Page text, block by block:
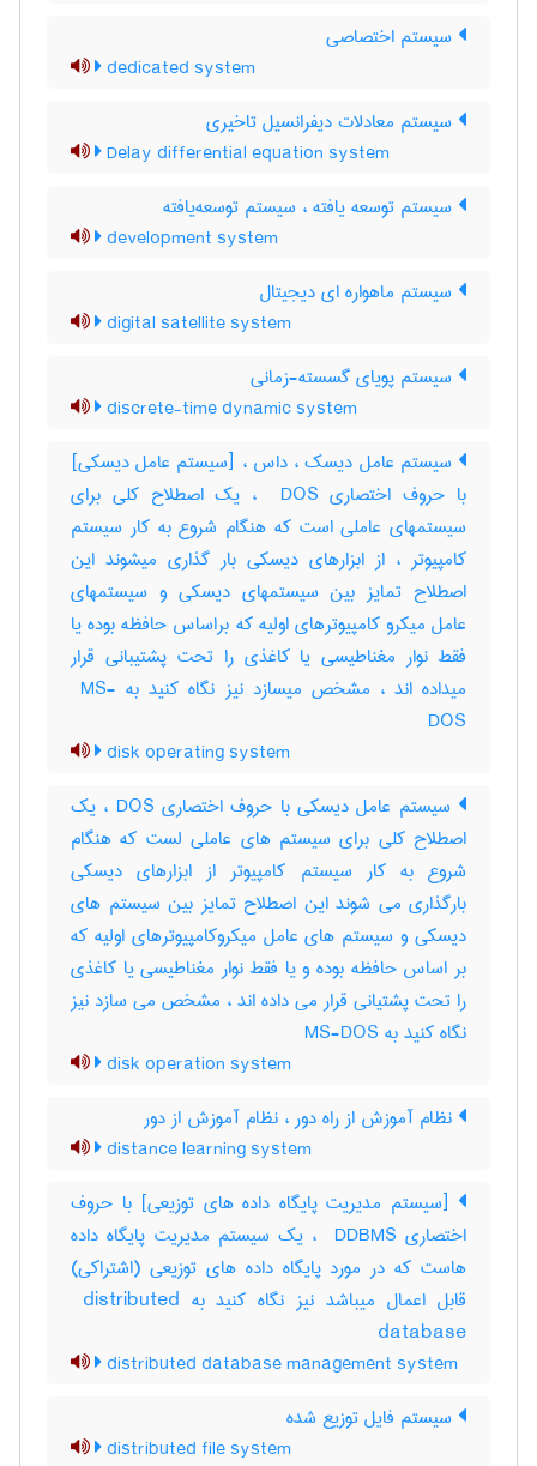
سیستم اختصاصی
dedicated system
سیستم معادلات دیفرانسیل تاخیری
Delay differential equation system
سیستم توسعه یافته ، سیستم توسعه‌یافته
development system
سیستم ماهواره ای دیجیتال
digital satellite system
سیستم پویای گسسته-زمانی
discrete-time dynamic system
سیستم عامل دیسک ، داس ، [سیستم عامل دیسکی]
با حروف اختصاری ‎ DOS ، یک اصطلاح کلی برای
سیستمهای عاملی است که هنگام شروع به کار سیستم
کامپیوتر ، از ابزارهای دیسکی بار گذاری میشوند این
اصطلاح تمایز بین سیستمهای دیسکی و سیستمهای
عامل میکرو کامپیوترهای اولیه که براساس حافظه بوده یا
فقط نوار مغناطیسی یا کاغذی را تحت پشتیبانی قرار
میداده اند ، مشخص میسازد نیز نگاه کنید به ‎ MS-
DOS
disk operating system
سیستم عامل دیسکی با حروف اختصاری DOS ، یک
اصطلاح کلی برای سیستم های عاملی لست که هنگام
شروع به کار سیستم کامپیوتر از ابزارهای دیسکی
بارگذاری می شوند این اصطلاح تمایز بین سیستم های
دیسکی و سیستم های عامل میکروکامپیوترهای اولیه که
بر اساس حافظه بوده و یا فقط نوار مغناطیسی یا کاغذی
را تحت پشتیانی قرار می داده اند ، مشخص می سازد نیز
نگاه کنید به MS-DOS
disk operation system
نظام آموزش از راه دور ، نظام آموزش از دور
distance learning system
[سیستم مدیریت پایگاه داده های توزیعی] با حروف
اختصاری ‎ DDBMS ، یک سیستم مدیریت پایگاه داده
هاست که در مورد پایگاه داده های توزیعی (اشتراکی)
قابل اعمال میباشد نیز نگاه کنید به ‎ distributed
database
distributed database management system
سیستم فایل توزیع شده
distributed file system